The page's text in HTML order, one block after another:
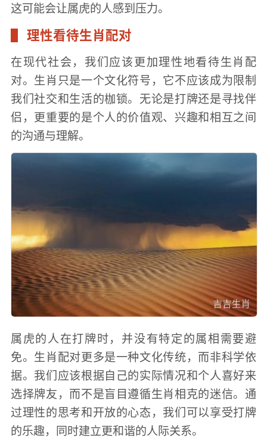
这可能会让属虎的人感到压力。
理性看待生肖配对
在现代社会，我们应该更加理性地看待生肖配
对。生肖只是一个文化符号，它不应该成为限制
我们社交和生活的枷锁。无论是打牌还是寻找伴
侣，更重要的是个人的价值观、兴趣和相互之间
的沟通与理解。
属虎的人在打牌时，并没有特定的属相需要避
免。生肖配对更多是一种文化传统，而非科学依
据。我们应该根据自己的实际情况和个人喜好来
选择牌友，而不是盲目遵循生肖相克的迷信。通
过理性的思考和开放的心态，我们可以享受打牌
的乐趣，同时建立更和谐的人际关系。